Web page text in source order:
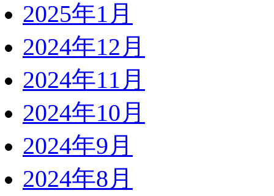
2025年1月
2024年12月
2024年11月
2024年10月
2024年9月
2024年8月